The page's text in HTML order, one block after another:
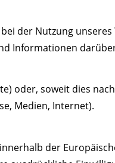
der Nutzung
Informationen
oder, soweit dies
Medien, Internet).
der